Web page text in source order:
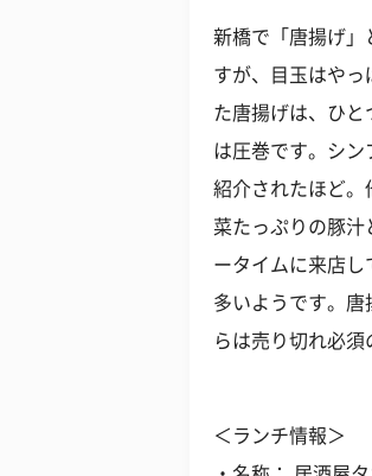
新橋で「唐揚げ」
すが、目玉はやっ
た唐揚げは、ひ
は圧巻です。シン
紹介されたほど。
菜たっぷりの豚汁
ータイムに来店
多いようです。唐
らは売り切れ必
＜ランチ情報＞